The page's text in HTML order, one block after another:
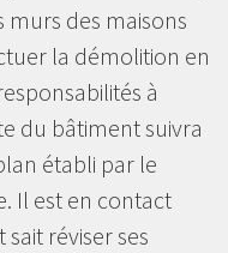
murs des maisons
la démolition en
à
du bâtiment suivra
établi par le
Il est en contact
réviser ses